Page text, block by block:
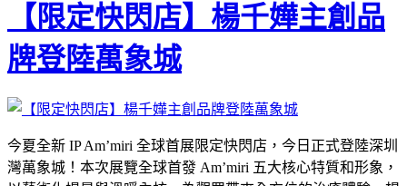
【限定快閃店】楊千嬅主創品
牌登陸萬象城
今夏全新 IP Am’miri 全球首展限定快閃店，今日正式登陸深圳
灣萬象城！本次展覽全球首發 Am’miri 五大核心特質和形象，